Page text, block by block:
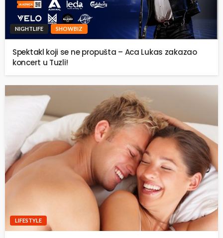
NIGHTLIFE SHOWBIZ
Spektakl koji se ne propušta – Aca Lukas zakazao
koncert u Tuzli!
LIFESTYLE